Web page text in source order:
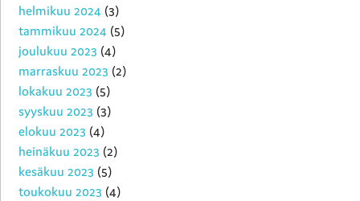
helmikuu 2024 (3)
tammikuu 2024 (5)
joulukuu 2023 (4)
marraskuu 2023 (2)
lokakuu 2023 (5)
syyskuu 2023 (3)
elokuu 2023 (4)
heinäkuu 2023 (2)
kesäkuu 2023 (5)
toukokuu 2023 (4)